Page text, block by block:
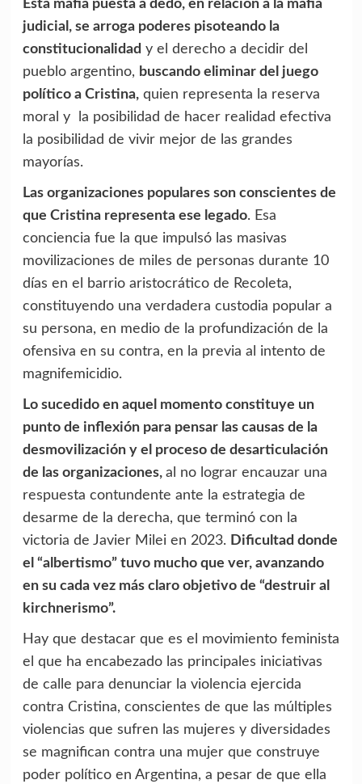
Esta mafia puesta a dedo, en relación a la mafia
judicial, se arroga poderes pisoteando la
constitucionalidad y el derecho a decidir del
pueblo argentino, buscando eliminar del juego
político a Cristina,quien representa la reserva
moral y la posibilidad de hacer realidad efectiva
la posibilidad de vivir mejor de las grandes
mayorías.
Las organizaciones populares son conscientes de
que Cristina representa ese legado. Esa
conciencia fue la que impulsó las masivas
movilizaciones de miles de personas durante 10
días en el barrio aristocrático de Recoleta,
constituyendo una verdadera custodia popular a
su persona, en medio de la profundización de la
ofensiva en su contra, en la previa al intento de
magnifemicidio.
Lo sucedido en aquel momento constituye un
punto de inflexión para pensar las causas de la
desmovilización y el proceso de desarticulación
de las organizaciones, al no lograr encauzar una
respuesta contundente ante la estrategia de
desarme de la derecha, que terminó con la
victoria de Javier Milei en 2023. Dificultad donde
el “albertismo” tuvo mucho que ver, avanzando
en su cada vez más claro objetivo de “destruir al
kirchnerismo”.
Hay que destacar que es el movimiento feminista
el que ha encabezado las principales iniciativas
de calle para denunciar la violencia ejercida
contra Cristina, conscientes de que las múltiples
violencias que sufren las mujeres y diversidades
se magnifican contra una mujer que construye
poder político en Argentina, a pesar de que ella